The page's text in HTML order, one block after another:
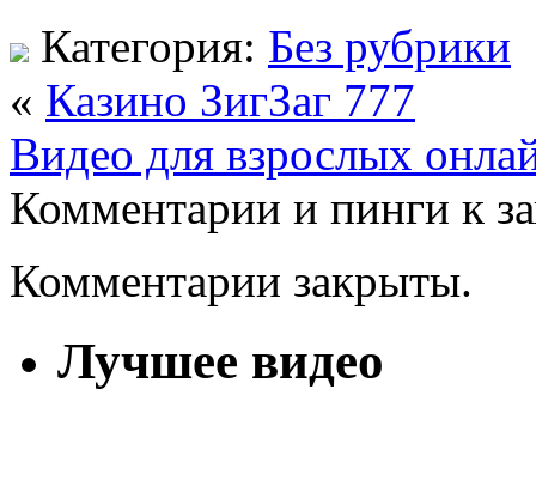
Категория: Без рубрики
« Казино ЗигЗаг 777
Видео для взрослых
Комментарии и пинги к
Комментарии закрыты.
Лучшее видео